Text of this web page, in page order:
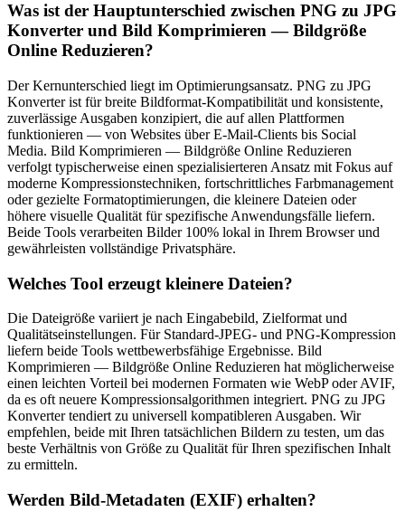
Was ist der Hauptunterschied zwischen PNG zu JPG
Konverter und Bild Komprimieren — Bildgröße
Online Reduzieren?
Der Kernunterschied liegt im Optimierungsansatz. PNG zu JPG
Konverter ist für breite Bildformat-Kompatibilität und konsistente,
zuverlässige Ausgaben konzipiert, die auf allen Plattformen
funktionieren — von Websites über E-Mail-Clients bis Social
Media. Bild Komprimieren — Bildgröße Online Reduzieren
verfolgt typischerweise einen spezialisierteren Ansatz mit Fokus auf
moderne Kompressionstechniken, fortschrittliches Farbmanagement
oder gezielte Formatoptimierungen, die kleinere Dateien oder
höhere visuelle Qualität für spezifische Anwendungsfälle liefern.
Beide Tools verarbeiten Bilder 100% lokal in Ihrem Browser und
gewährleisten vollständige Privatsphäre.
Welches Tool erzeugt kleinere Dateien?
Die Dateigröße variiert je nach Eingabebild, Zielformat und
Qualitätseinstellungen. Für Standard-JPEG- und PNG-Kompression
liefern beide Tools wettbewerbsfähige Ergebnisse. Bild
Komprimieren — Bildgröße Online Reduzieren hat möglicherweise
einen leichten Vorteil bei modernen Formaten wie WebP oder AVIF,
da es oft neuere Kompressionsalgorithmen integriert. PNG zu JPG
Konverter tendiert zu universell kompatibleren Ausgaben. Wir
empfehlen, beide mit Ihren tatsächlichen Bildern zu testen, um das
beste Verhältnis von Größe zu Qualität für Ihren spezifischen Inhalt
zu ermitteln.
Werden Bild-Metadaten (EXIF) erhalten?